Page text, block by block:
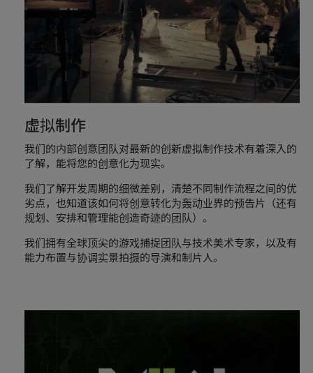
虚拟制作
我们的内部创意团队对最新的创新虚拟制作技术有着深入的
了解，能将您的创意化为现实。
我们了解开发周期的细微差别，清楚不同制作流程之间的优
劣点，也知道该如何将创意转化为轰动业界的预告片（还有
规划、安排和管理能创造奇迹的团队）。
我们拥有全球顶尖的游戏捕捉团队与技术美术专家，以及有
能力布置与协调实景拍摄的导演和制片人。